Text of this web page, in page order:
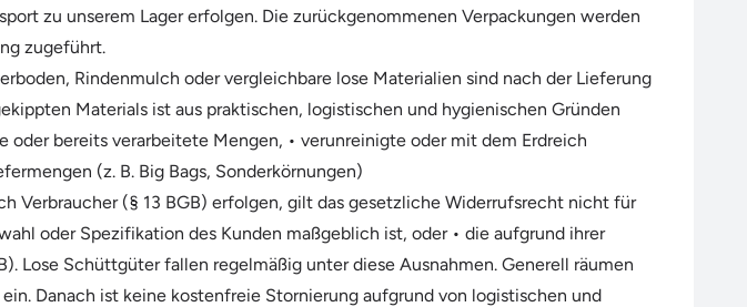
zu unserem Lager erfolgen. Die zurückgenommenen Verpackungen werden
zugeführt.
Rindenmulch oder vergleichbare lose Materialien sind nach der Lieferung
Materials ist aus praktischen, logistischen und hygienischen Gründen
bereits verarbeitete Mengen, • verunreinigte oder mit dem Erdreich
(z. B. Big Bags, Sonderkörnungen)
Verbraucher (§ 13 BGB) erfolgen, gilt das gesetzliche Widerrufsrecht nicht für
oder Spezifikation des Kunden maßgeblich ist, oder • die aufgrund ihrer
Lose Schüttgüter fallen regelmäßig unter diese Ausnahmen. Generell räumen
Danach ist keine kostenfreie Stornierung aufgrund von logistischen und